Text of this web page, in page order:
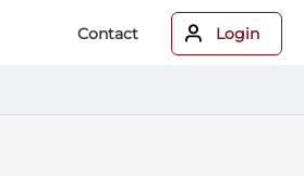
Contact Login